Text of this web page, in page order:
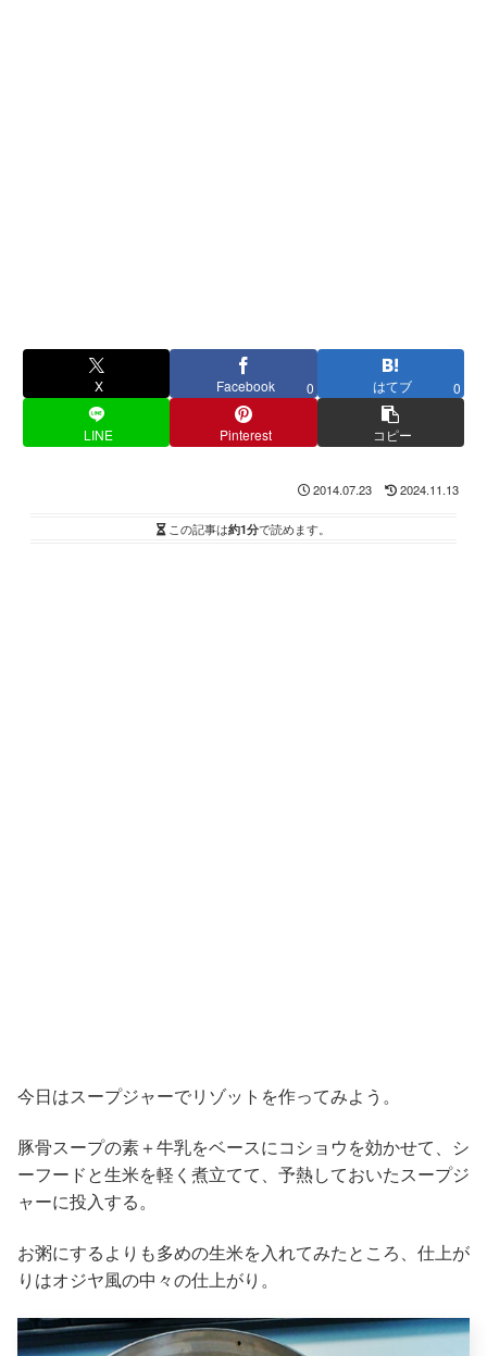
X Facebook 0 はてブ 0
LINE Pinterest コピー
2014.07.23 2024.11.13
この記事は約1分で読めます。
今日はスープジャーでリゾットを作ってみよう。
豚骨スープの素＋牛乳をベースにコショウを効かせて、シ
ーフードと生米を軽く煮立てて、予熱しておいたスープジ
ャーに投入する。
お粥にするよりも多めの生米を入れてみたところ、仕上が
りはオジヤ風の中々の仕上がり。